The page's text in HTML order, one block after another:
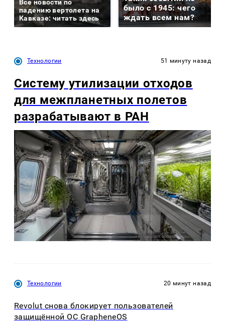
Все новости по
падению вертолета на
Кавказе: читать здесь
было с 1945: чего
ждать всем нам?
Технологии 51 минуту назад
Систему утилизации отходов
для межпланетных полетов
разрабатывают в РАН
Технологии 20 минут назад
Revolut снова блокирует пользователей
защищённой ОС GrapheneOS